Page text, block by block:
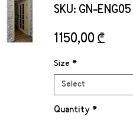
SKU: GN-ENG05
1150,00 ₾
Size *
Select
Quantity *